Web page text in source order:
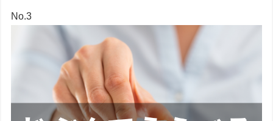
No.3